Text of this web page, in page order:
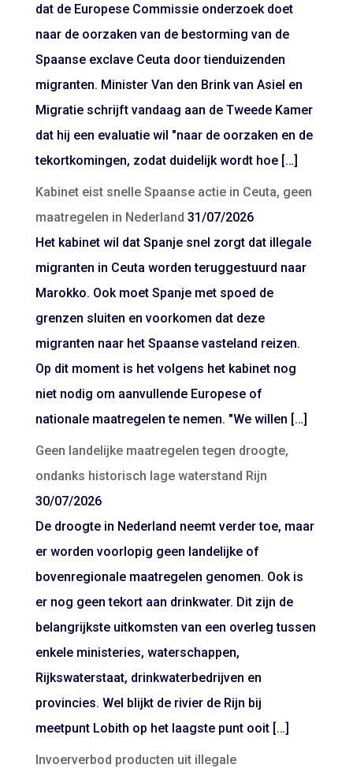
dat de Europese Commissie onderzoek doet
naar de oorzaken van de bestorming van de
Spaanse exclave Ceuta door tienduizenden
migranten. Minister Van den Brink van Asiel en
Migratie schrijft vandaag aan de Tweede Kamer
dat hij een evaluatie wil "naar de oorzaken en de
tekortkomingen, zodat duidelijk wordt hoe […]
Kabinet eist snelle Spaanse actie in Ceuta, geen
maatregelen in Nederland 31/07/2026
Het kabinet wil dat Spanje snel zorgt dat illegale
migranten in Ceuta worden teruggestuurd naar
Marokko. Ook moet Spanje met spoed de
grenzen sluiten en voorkomen dat deze
migranten naar het Spaanse vasteland reizen.
Op dit moment is het volgens het kabinet nog
niet nodig om aanvullende Europese of
nationale maatregelen te nemen. "We willen […]
Geen landelijke maatregelen tegen droogte,
ondanks historisch lage waterstand Rijn
30/07/2026
De droogte in Nederland neemt verder toe, maar
er worden voorlopig geen landelijke of
bovenregionale maatregelen genomen. Ook is
er nog geen tekort aan drinkwater. Dit zijn de
belangrijkste uitkomsten van een overleg tussen
enkele ministeries, waterschappen,
Rijkswaterstaat, drinkwaterbedrijven en
provincies. Wel blijkt de rivier de Rijn bij
meetpunt Lobith op het laagste punt ooit […]
Invoerverbod producten uit illegale